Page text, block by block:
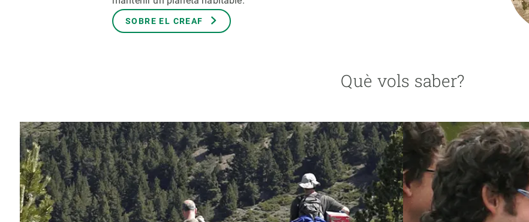
SOBRE EL CREAF
Què vols saber?
Observació de la terra
Temes transversals
Programa de màsters i doctorat
Desenvolupament de carrera